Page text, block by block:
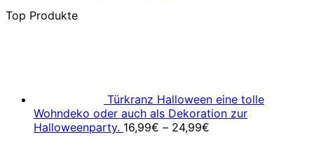
Top Produkte
Türkranz Halloween eine tolle
Wohndeko oder auch als Dekoration zur
Halloweenparty. 16,99€ – 24,99€